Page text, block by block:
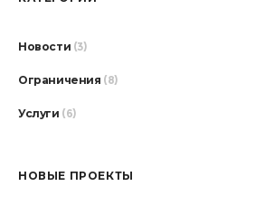
Новости (3)
Ограничения (8)
Услуги (6)
НОВЫЕ ПРОЕКТЫ